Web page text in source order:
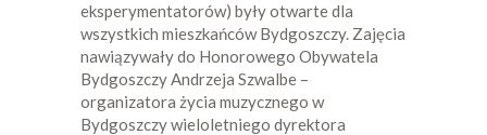
eksperymentatorów) były otwarte dla
wszystkich mieszkańców Bydgoszczy. Zajęcia
nawiązywały do Honorowego Obywatela
Bydgoszczy Andrzeja Szwalbe –
organizatora życia muzycznego w
Bydgoszczy wieloletniego dyrektora